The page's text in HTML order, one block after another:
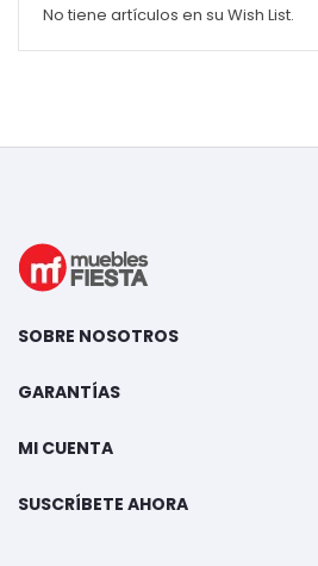
No tiene artículos en su Wish List.
SOBRE NOSOTROS
GARANTÍAS
MI CUENTA
SUSCRÍBETE AHORA